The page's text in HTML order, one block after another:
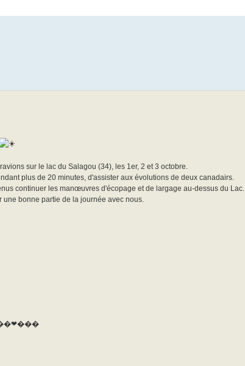
sur le lac du Salagou (34), les 1er, 2 et 3 octobre.
plus de 20 minutes, d'assister aux évolutions de deux canadairs.
continuer les manœuvres d'écopage et de largage au-dessus du Lac.
bonne partie de la journée avec nous.
���❤���